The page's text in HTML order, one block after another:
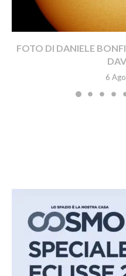
FOTO DI DANIELE
6